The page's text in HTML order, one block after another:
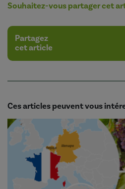
Souhaitez-vous partager cet
Partagez
cet article
Ces articles peuvent vous